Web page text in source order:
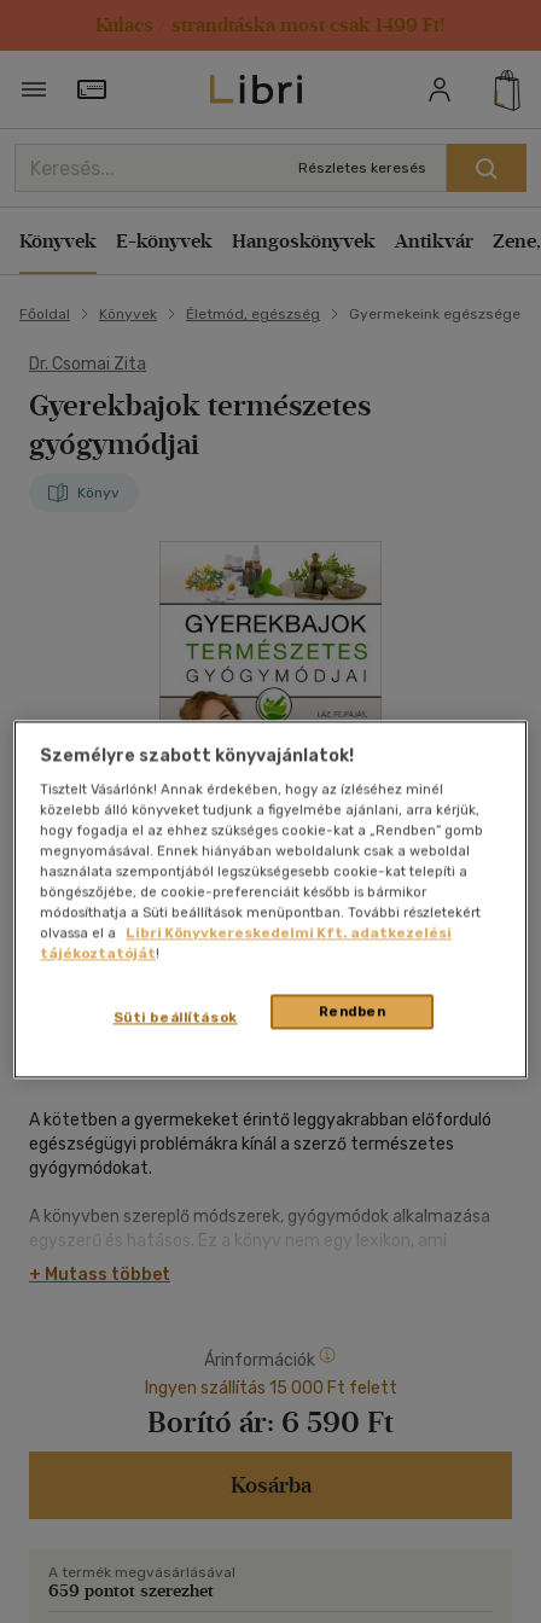
Kulacs / strandtáska most csak 1499 Ft!
Törzsvásárlói Kártya adatai
Részletes keresés
Könyvek E-könyvek Hangoskönyvek Antikvár
Főoldal Könyvek Életmód, egészség Gyermekeink egészsége
Dr. Csomai Zita
Gyerekbajok természetes
gyógymódjai
Könyv
Beleolvasok
A kötetben a gyermekeket érintő leggyakrabban előforduló
egészségügyi problémákra kínál a szerző természetes
gyógymódokat.
A könyvben szereplő módszerek, gyógymódok alkalmazása
egyszerű és hatásos. Ez a könyv nem egy lexikon, ami
tényeket közöl, hanem egy gyakorlati kézikönyv szülőknek.
Bármikor kinyithatjuk és segítségül hívhatjuk, ha
Gyakorlati útmutatót kapnak a szülők, a különböző
gyógymódok alkalmazási lehetőségeire, mint amilyenek;
- gyógynövények használata,
- masszázstechnikák,
- vitaminok helyes alkalmazása,
- Hagyományos Kínai Orvoslás, az Ájurvéda módszerei,
+ Mutass többet
Árinformációk
Ingyen szállítás 15 000 Ft felett
Borító ár: 6 590 Ft
Kosárba
A termék megvásárlásával
659 pontot szerezhet
Személyre szabott könyvajánlatok!
Tisztelt Vásárlónk! Annak érdekében, hogy az ízléséhez minél
közelebb álló könyveket tudjunk a figyelmébe ajánlani, arra kérjük,
hogy fogadja el az ehhez szükséges cookie-kat a „Rendben” gomb
megnyomásával. Ennek hiányában weboldalunk csak a weboldal
használata szempontjából legszükségesebb cookie-kat telepíti a
böngészőjébe, de cookie-preferenciáit később is bármikor
módosíthatja a Süti beállítások menüpontban. További részletekért
olvassa el a
Libri Könyvkereskedelmi Kft. adatkezelési
tájékoztatóját!
Rendben
Süti beállítások